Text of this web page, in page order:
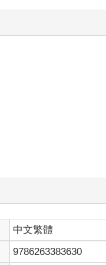
中文繁體
9786263383630